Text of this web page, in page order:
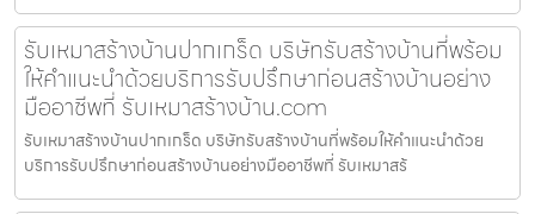
รับเหมาสร้างบ้านปากเกร็ด บริษัทรับสร้างบ้านที่พร้อม
ให้คำแนะนำด้วยบริการรับปรึกษาก่อนสร้างบ้านอย่าง
มืออาชีพที่ รับเหมาสร้างบ้าน.com
รับเหมาสร้างบ้านปากเกร็ด บริษัทรับสร้างบ้านที่พร้อมให้คำแนะนำด้วย
บริการรับปรึกษาก่อนสร้างบ้านอย่างมืออาชีพที่ รับเหมาสร้